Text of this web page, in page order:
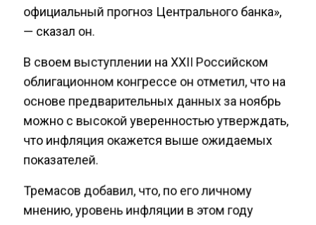
официальный прогноз Центрального банка»,
— сказал он.
В своем выступлении на XXII Российском
облигационном конгрессе он отметил, что на
основе предварительных данных за ноябрь
можно с высокой уверенностью утверждать,
что инфляция окажется выше ожидаемых
показателей.
Тремасов добавил, что, по его личному
мнению, уровень инфляции в этом году